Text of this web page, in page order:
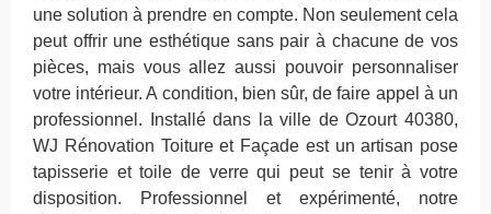
une solution à prendre en compte. Non seulement cela
peut offrir une esthétique sans pair à chacune de vos
pièces, mais vous allez aussi pouvoir personnaliser
votre intérieur. A condition, bien sûr, de faire appel à un
professionnel. Installé dans la ville de Ozourt 40380,
WJ Rénovation Toiture et Façade est un artisan pose
tapisserie et toile de verre qui peut se tenir à votre
disposition. Professionnel et expérimenté, notre